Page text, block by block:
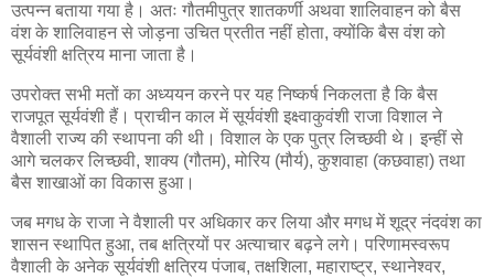
उत्पन्न बताया गया है। अतः गौतमीपुत्र शातकर्णी अथवा शालिवाहन को बैस
वंश के शालिवाहन से जोड़ना उचित प्रतीत नहीं होता, क्योंकि बैस वंश को
सूर्यवंशी क्षत्रिय माना जाता है।
उपरोक्त सभी मतों का अध्ययन करने पर यह निष्कर्ष निकलता है कि बैस
राजपूत सूर्यवंशी हैं। प्राचीन काल में सूर्यवंशी इक्ष्वाकुवंशी राजा विशाल ने
वैशाली राज्य की स्थापना की थी। विशाल के एक पुत्र लिच्छवी थे। इन्हीं से
आगे चलकर लिच्छवी, शाक्य (गौतम), मोरिय (मौर्य), कुशवाहा (कछवाहा) तथा
बैस शाखाओं का विकास हुआ।
जब मगध के राजा ने वैशाली पर अधिकार कर लिया और मगध में शूद्र नंदवंश का
शासन स्थापित हुआ, तब क्षत्रियों पर अत्याचार बढ़ने लगे। परिणामस्वरूप
वैशाली के अनेक सूर्यवंशी क्षत्रिय पंजाब, तक्षशिला, महाराष्ट्र, स्थानेश्वर,